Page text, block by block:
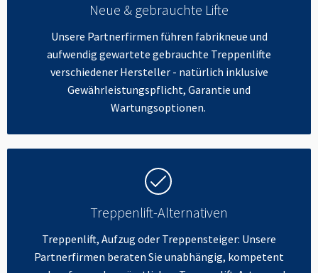
Neue & gebrauchte Lifte
Unsere Partnerfirmen führen fabrikneue und
aufwendig gewartete gebrauchte Treppenlifte
verschiedener Hersteller - natürlich inklusive
Gewährleistungspflicht, Garantie und
Wartungsoptionen.
Treppenlift-Alternativen
Treppenlift, Aufzug oder Treppensteiger: Unsere
Partnerfirmen beraten Sie unabhängig, kompetent